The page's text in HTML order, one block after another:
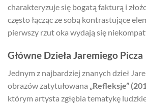
charakteryzuje się bogatą fakturą i
często łącząc ze sobą kontrastujące
pierwszy rzut oka wydają się
Główne Dzieła Jaremiego Picza
Jednym z najbardziej znanych dzieł
obrazów zatytułowana „Refleksje”
którym artysta zgłębia tematykę